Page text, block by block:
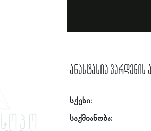
ანასტასია
სქესი:
საქმიანობა: